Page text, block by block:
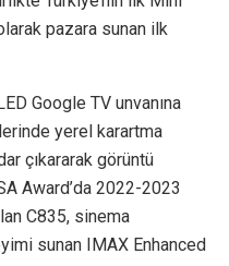
pazara sunan ilk
Google TV unvanına
yerel karartma
çıkararak görüntü
Award’da 2022-2023
C835, sinema
sunan IMAX Enhanced